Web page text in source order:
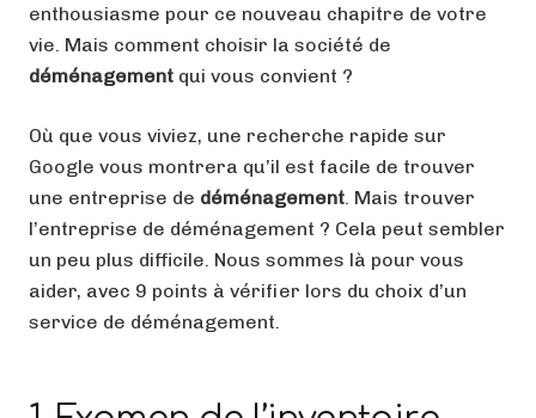
enthousiasme pour ce nouveau chapitre de votre
vie. Mais comment choisir la société de
déménagement qui vous convient ?
Où que vous viviez, une recherche rapide sur
Google vous montrera qu’il est facile de trouver
une entreprise de déménagement . Mais trouver
l’entreprise de déménagement ? Cela peut sembler
un peu plus difficile. Nous sommes là pour vous
aider, avec 9 points à vérifier lors du choix d’un
service de déménagement.